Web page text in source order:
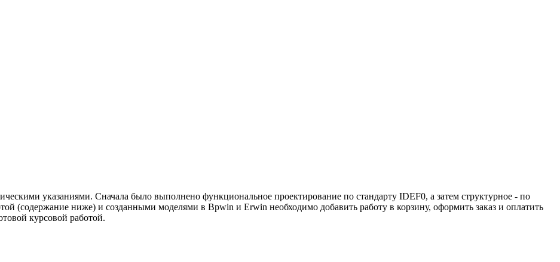
указаниями. Сначала было выполнено функциональное проектирование по стандарту IDEF0, а затем структурное - по
(содержание ниже) и созданными моделями в Bpwin и Erwin необходимо добавить работу в корзину, оформить заказ и оплатить
курсовой работой.